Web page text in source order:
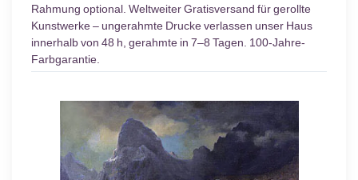
Rahmung optional. Weltweiter Gratisversand für gerollte
Kunstwerke – ungerahmte Drucke verlassen unser Haus
innerhalb von 48 h, gerahmte in 7–8 Tagen. 100-Jahre-
Farbgarantie.